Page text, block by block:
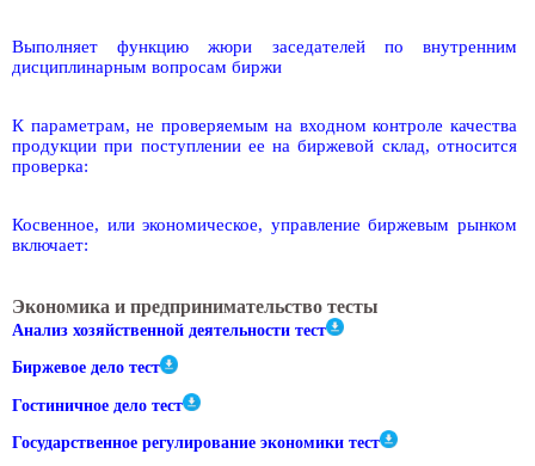
Выполняет функцию жюри заседателей по внутренним
дисциплинарным вопросам биржи
К параметрам, не проверяемым на входном контроле качества
продукции при поступлении ее на биржевой склад, относится
проверка:
Косвенное, или экономическое, управление биржевым рынком
включает:
Экономика и предпринимательство тесты
Анализ хозяйственной деятельности тест
Биржевое дело тест
Гостиничное дело тест
Государственное регулирование экономики тест